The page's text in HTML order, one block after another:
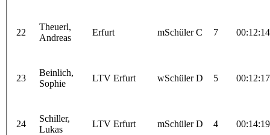
22
Theuerl,
Andreas
Erfurt mSchüler C 7 00:12:14
23
Beinlich,
Sophie
LTV Erfurt wSchüler D 5 00:12:17
24
Schiller,
Lukas
LTV Erfurt mSchüler D 4 00:14:19